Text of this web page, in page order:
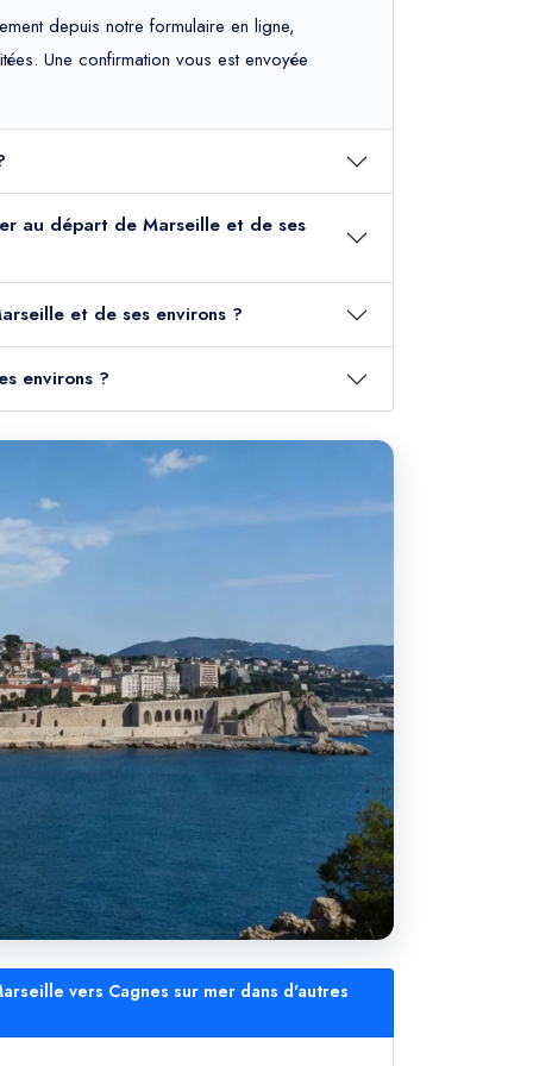
depuis notre formulaire en ligne,
Une confirmation vous est envoyée
au départ de Marseille et de ses
et de ses environs ?
environs ?
vers Cagnes sur mer dans d'autres